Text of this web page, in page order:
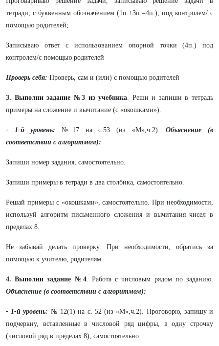
тетради, с буквенным обозначением (1п.+3п.=4п.), под контролем/ с
помощью родителей;
Записываю ответ с использованием опорной точки (4п.) под
контролем/с помощью родителей
Проверь себя: Проверь, сам и (или) с помощью родителей
3. Выполни задание №3 из учебника. Реши и запиши в тетрадь
примеры на сложение и вычитание (с «окошками»).
- 1-й уровень: №17 на с.53 (из «М»,ч.2).Объяснение (в
соответствии с алгоритмом):
Запиши номер задания, самостоятельно.
Запиши примеры в тетради в два столбика, самостоятельно.
Решай примеры с «окошками», самостоятельно. При необходимости,
используй алгоритм письменного сложения и вычитания чисел в
пределах 8.
Не забывай делать проверку. При необходимости, обратись за
помощью к учителю, родителям.
4. Выполни задание №4. Работа с числовым рядом по заданию.
Объяснение (в соответствии с алгоритмом):
- 1-й уровень: № 12(1) на с. 52 (из «М»,ч.2). Проговорю, запишу и
подчеркну, вставленные в числовой ряд цифры, в одну строчку
(числовой ряд в пределах 8), самостоятельно.